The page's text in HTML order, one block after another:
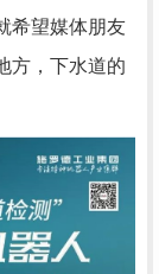
希望媒体朋友
方，下水道的